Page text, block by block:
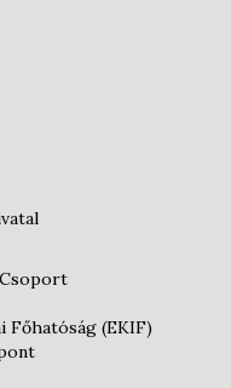
Főhatóság (EKIF)